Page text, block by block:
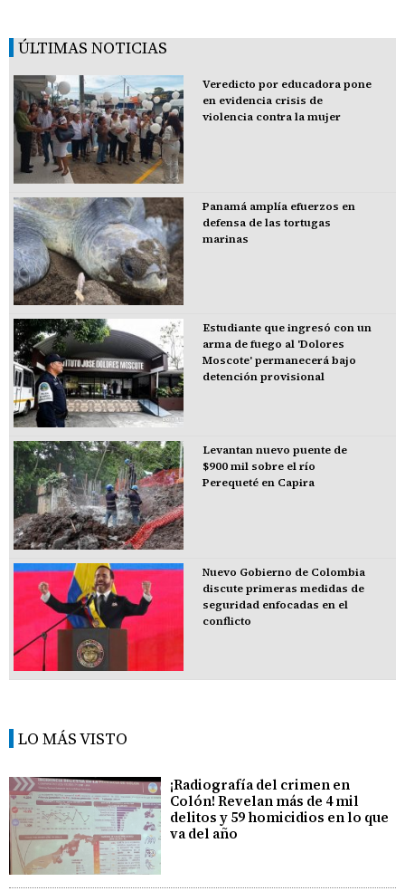
ÚLTIMAS NOTICIAS
Veredicto por educadora pone
en evidencia crisis de
violencia contra la mujer
Panamá amplía efuerzos en
defensa de las tortugas
marinas
Estudiante que ingresó con un
arma de fuego al 'Dolores
Moscote' permanecerá bajo
detención provisional
Levantan nuevo puente de
$900 mil sobre el río
Perequeté en Capira
Nuevo Gobierno de Colombia
discute primeras medidas de
seguridad enfocadas en el
conflicto
LO MÁS VISTO
¡Radiografía del crimen en
Colón! Revelan más de 4 mil
delitos y 59 homicidios en lo que
va del año